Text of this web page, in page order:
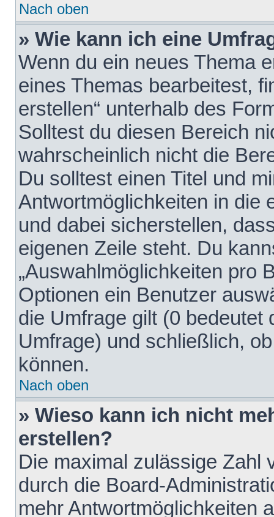
Nach oben
» Wie kann ich eine
Wenn du ein neues Thema
eines Themas bearbeitest,
erstellen“ unterhalb des
Solltest du diesen Bereich
wahrscheinlich nicht die
Du solltest einen Titel und
Antwortmöglichkeiten in die
und dabei sicherstellen,
eigenen Zeile steht. Du
„Auswahlmöglichkeiten pro
Optionen ein Benutzer
die Umfrage gilt (0 bedeutet
Umfrage) und schließlich,
können.
Nach oben
» Wieso kann ich nicht
erstellen?
Die maximal zulässige Zahl
durch die Board-
mehr Antwortmöglichkeiten